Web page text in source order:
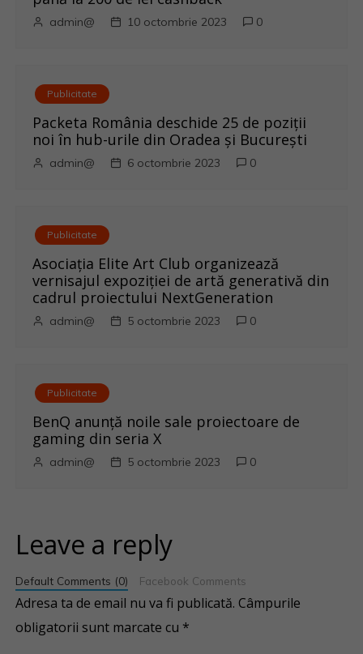
admin@ 10 octombrie 2023 0
Publicitate
Packeta România deschide 25 de poziții
noi în hub-urile din Oradea și București
admin@ 6 octombrie 2023 0
Publicitate
Asociația Elite Art Club organizează
vernisajul expoziției de artă generativă din
cadrul proiectului NextGeneration
admin@ 5 octombrie 2023 0
Publicitate
BenQ anunţă noile sale proiectoare de
gaming din seria X
admin@ 5 octombrie 2023 0
Leave a reply
Default Comments (0) Facebook Comments
Adresa ta de email nu va fi publicată. Câmpurile
obligatorii sunt marcate cu *